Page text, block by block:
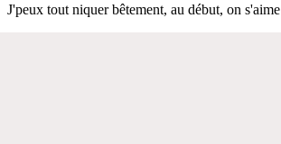
J'peux tout niquer bêtement, au début, on